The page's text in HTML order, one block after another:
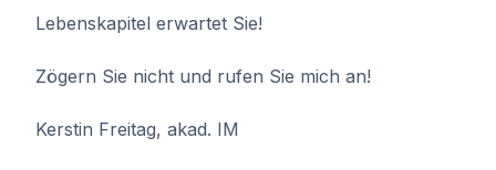
Lebenskapitel erwartet Sie!
Zögern Sie nicht und rufen Sie mich an!
Kerstin Freitag, akad. IM